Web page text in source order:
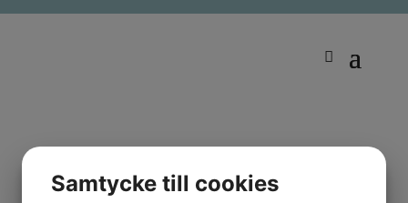
Contact us
Samtycke till cookies